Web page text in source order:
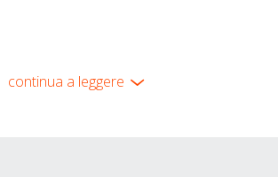
continua a leggere